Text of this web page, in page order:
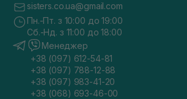
sisters.co.ua@gmail.com
Пн.-Пт. з 10:00 до 19:00
Сб.-Нд. з 11:00 до 18:00
Менеджер
+38 (097) 612-54-81
+38 (097) 788-12-88
+38 (097) 983-41-20
+38 (068) 693-46-00